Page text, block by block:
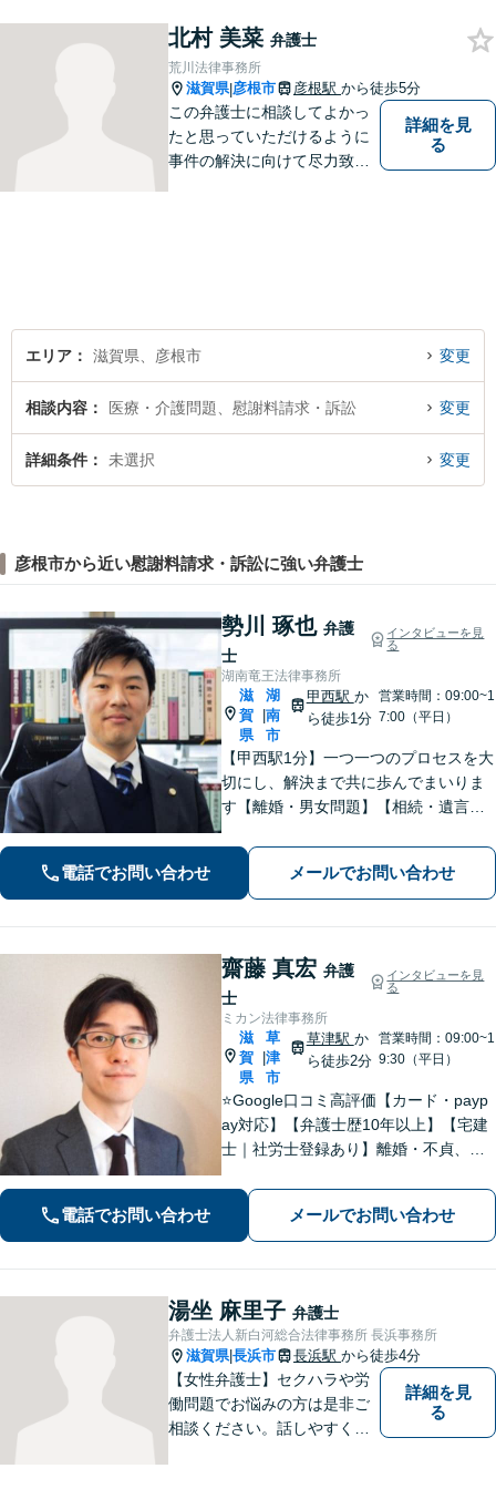
をモットーに、皆様それぞれ
に合った解決を図ってまいり
ます。お気軽にご相談くださ
い。
北村 美菜 弁護士
荒川法律事務所
滋賀県|彦根市 彦根駅 から徒歩5分
この弁護士に相談してよかっ
たと思っていただけるように
事件の解決に向けて尽力致し
詳細を見
る
エリア 滋賀県、彦根市 変更
相談内容 医療・介護問題、慰謝料請求・訴訟 変更
詳細条件 未選択 変更
彦根市から近い慰謝料請求・訴訟に強い弁護士
勢川 琢也 弁護
士
インタビューを見
る
湖南竜王法律事務所
滋
賀
県
湖
南
市
甲西駅 か
ら徒歩1分
営業時間：09:00~1
7:00（平日）
【甲西駅1分】一つ一つのプロセスを大
切にし、解決まで共に歩んでまいりま
す【離婚・男女問題】【相続・遺言】
求、開示請求、損害賠償請求】【労
働・雇用：事業会社での勤務経験あ
り】まで幅広くご相談に応じます【We
b面談OK】
電話でお問い合わせ メールでお問い合わせ
齋藤 真宏 弁護
士
インタビューを見
る
ミカン法律事務所
滋
賀
県
草
津
市
草津駅 か
ら徒歩2分
営業時間：09:00~1
9:30（平日）
⭐️Google口コミ高評価【カード・payp
ay対応】【弁護士歴10年以上】【宅建
士｜社労士登録あり】離婚・不貞、破
リラックスしてお越しください。丁寧
にお話をお聴きします【草津駅2分｜駐
車場あり】【土日祝対応】
電話でお問い合わせ メールでお問い合わせ
湯坐 麻里子 弁護士
弁護士法人新白河総合法律事務所 長浜事務所
滋賀県|長浜市 長浜駅 から徒歩4分
【女性弁護士】セクハラや労
働問題でお悩みの方は是非ご
相談ください。話しやすく相
詳細を見
る